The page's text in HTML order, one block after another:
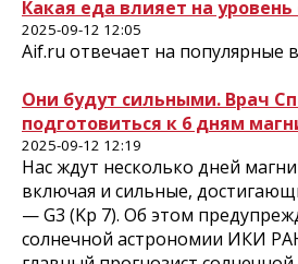
Какая еда влияет на уровень
2025-09-12 12:05
Aif.ru отвечает на популярные
Они будут сильными. Врач
подготовиться к 6 дням
2025-09-12 12:19
Нас ждут несколько дней
включая и сильные,
— G3 (Kp 7). Об этом
солнечной астрономии ИКИ